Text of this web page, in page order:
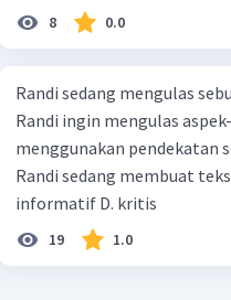
8 0.0
Randi sedang mengulas
Randi ingin mengulas
menggunakan pendekatan sosiologi sastra.
Randi sedang membuat teks
informatif D. kritis
19 1.0